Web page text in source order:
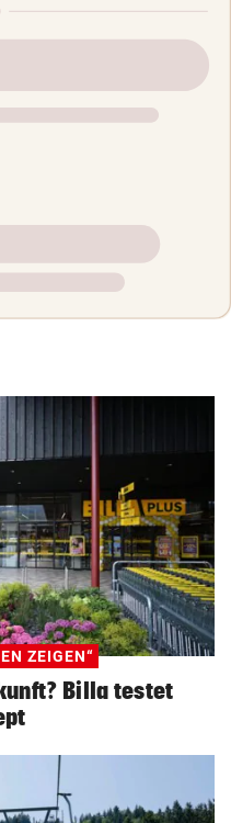
ZEIGEN“
Billa testet